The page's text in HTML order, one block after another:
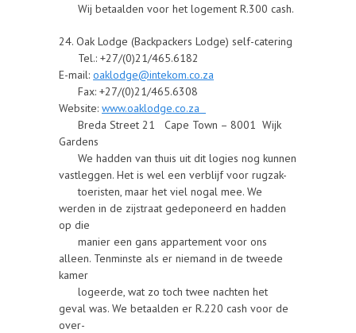
Wij betaalden voor het logement R.300 cash.
24. Oak Lodge (Backpackers Lodge) self-catering
Tel.: +27/(0)21/465.6182
E-mail: oaklodge@intekom.co.za
Fax: +27/(0)21/465.6308
Website: www.oaklodge.co.za
Breda Street 21 Cape Town – 8001 Wijk
Gardens
We hadden van thuis uit dit logies nog kunnen
vastleggen. Het is wel een verblijf voor rugzak-
toeristen, maar het viel nogal mee. We
werden in de zijstraat gedeponeerd en hadden
op die
manier een gans appartement voor ons
alleen. Tenminste als er niemand in de tweede
kamer
logeerde, wat zo toch twee nachten het
geval was. We betaalden er R.220 cash voor de
over-